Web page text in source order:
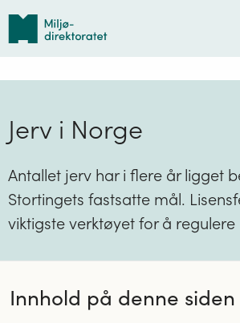
Tilbake
forsiden
Jerv i Norge
Antallet jerv har i flere år ligget
Stortingets fastsatte mål.
viktigste verktøyet for å
Innhold på denne siden